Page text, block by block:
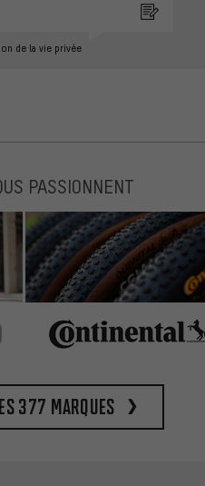
de la vie privée
PASSIONNENT
377 marques